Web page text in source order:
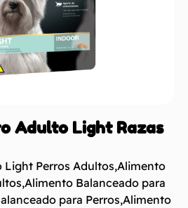
Adulto Light Razas
Light Perros Adultos,Alimento
,Alimento Balanceado para
para Perros,Alimento